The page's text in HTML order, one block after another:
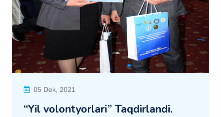
05 Dek, 2021
“Yil volontyorlari” Taqdirlandi.